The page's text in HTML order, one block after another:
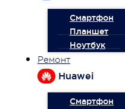
Смартфон
Планшет
Ноутбук
Ремонт
Huawei
Смартфон